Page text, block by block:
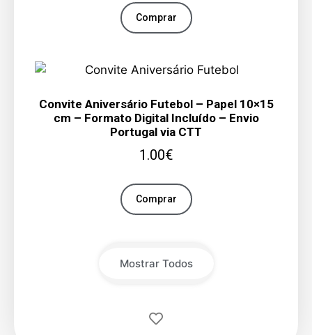
Comprar
Convite Aniversário Futebol – Papel 10×15
cm – Formato Digital Incluído – Envio
Portugal via CTT
1.00€
Comprar
Mostrar Todos